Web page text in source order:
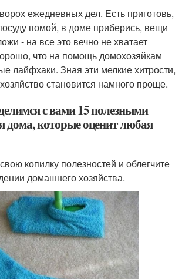
ежедневных дел. Есть приготовь,
помой, в доме приберись, вещи
- на все это вечно не хватает
что на помощь домохозяйкам
лайфхаки. Зная эти мелкие хитрости,
становится намного проще.
с вами 15 полезными
дома, которые оценит любая
копилку полезностей и облегчите
домашнего хозяйства.